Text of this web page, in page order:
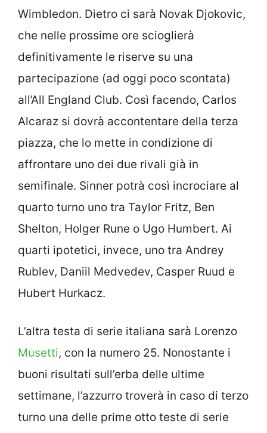
Wimbledon. Dietro ci sarà Novak Djokovic,
che nelle prossime ore scioglierà
definitivamente le riserve su una
partecipazione (ad oggi poco scontata)
all’All England Club. Così facendo, Carlos
Alcaraz si dovrà accontentare della terza
piazza, che lo mette in condizione di
affrontare uno dei due rivali già in
semifinale. Sinner potrà così incrociare al
quarto turno uno tra Taylor Fritz, Ben
Shelton, Holger Rune o Ugo Humbert. Ai
quarti ipotetici, invece, uno tra Andrey
Rublev, Daniil Medvedev, Casper Ruud e
Hubert Hurkacz.
L’altra testa di serie italiana sarà Lorenzo
Musetti, con la numero 25. Nonostante i
buoni risultati sull’erba delle ultime
settimane, l’azzurro troverà in caso di terzo
turno una delle prime otto teste di serie